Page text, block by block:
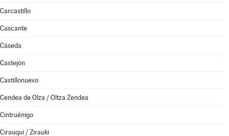
Carcastillo
Cascante
Cáseda
Castejón
Castillonuevo
Cendea de Olza / Oltza Zendea
Cintruénigo
Cirauqui / Zirauki